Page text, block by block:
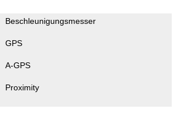
Beschleunigungsmesser
GPS
A-GPS
Proximity